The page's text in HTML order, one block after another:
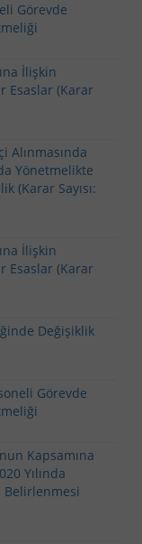
Görevde
İlişkin
Esaslar (Karar
Alınmasında
Yönetmelikte
(Karar Sayısı:
İlişkin
Esaslar (Karar
Değişiklik
Görevde
Kapsamına
Yılında
Belirlenmesi